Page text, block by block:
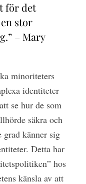
för det
stor
– Mary
minoriteters
identiteter
se hur de som
säkra och
känner sig
Detta har
hos
känsla av att